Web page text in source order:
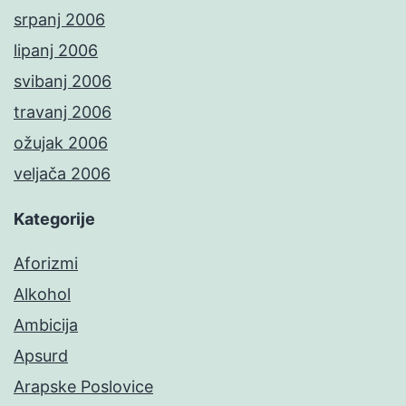
srpanj 2006
lipanj 2006
svibanj 2006
travanj 2006
ožujak 2006
veljača 2006
Kategorije
Aforizmi
Alkohol
Ambicija
Apsurd
Arapske Poslovice